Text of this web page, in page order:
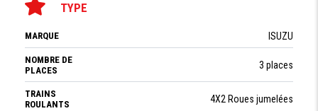
TYPE
MARQUE ISUZU
NOMBRE DE
PLACES
3 places
TRAINS
ROULANTS
4X2 Roues jumelées